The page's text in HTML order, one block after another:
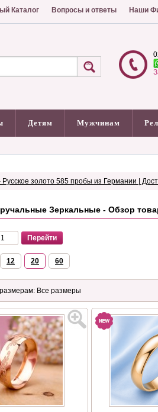
Каталог Вопросы и ответы Наши
Детям Мужчинам
золото 585 пробы из Германии |
Зеркальные - Обзор
12 20 60